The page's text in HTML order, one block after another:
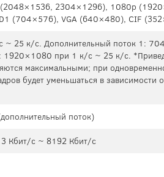
2304×1296), 1080p
(704×576), VGA (640×480), CIF
25 к/с. Дополнительный поток 1:
1920×1080 при 1 к/с ~ 25 к/с.
максимальными; при
будет уменьшаться в зависимости
поток)
Кбит/с ~ 8192 Кбит/с